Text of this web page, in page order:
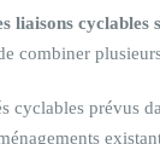
liaisons cyclables
combiner
cyclables prévus